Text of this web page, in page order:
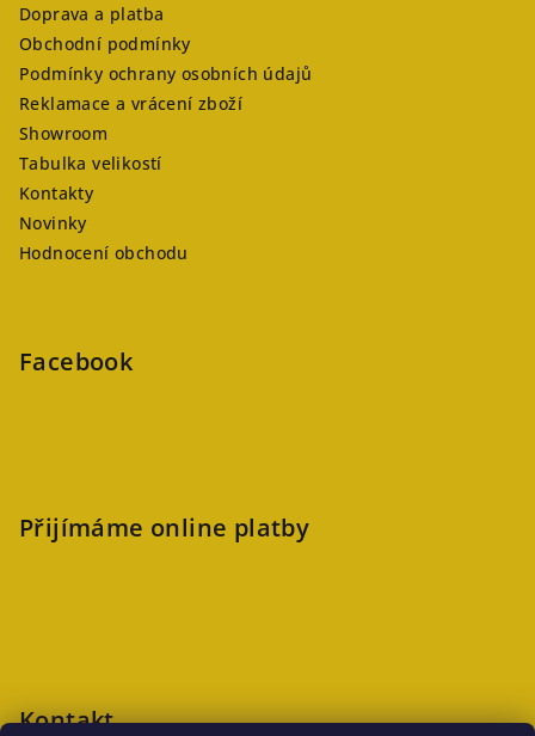
Doprava a platba
Obchodní podmínky
Podmínky ochrany osobních údajů
Reklamace a vrácení zboží
Showroom
Tabulka velikostí
Kontakty
Novinky
Hodnocení obchodu
Facebook
Přijímáme online platby
Kontakt